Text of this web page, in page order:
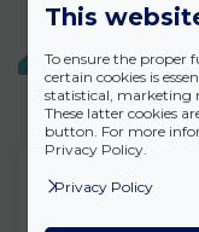
This
To ensure the proper
certain cookies is
statistical, marketing
These latter cookies
button. For more
Privacy Policy.
Privacy Policy